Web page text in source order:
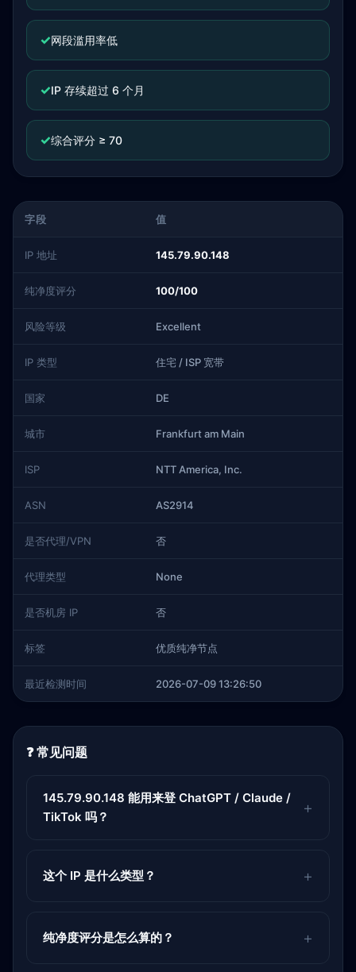
✓网段滥用率低
✓IP 存续超过 6 个月
✓综合评分 ≥ 70
字段 值
IP 地址 145.79.90.148
纯净度评分 100/100
风险等级 Excellent
IP 类型 住宅 / ISP 宽带
国家 DE
城市 Frankfurt am Main
ISP NTT America, Inc.
ASN AS2914
是否代理/VPN 否
代理类型 None
是否机房 IP 否
标签 优质纯净节点
最近检测时间 2026-07-09 13:26:50
❓ 常见问题
145.79.90.148 能用来登 ChatGPT / Claude /
TikTok 吗？
这个 IP 是什么类型？
纯净度评分是怎么算的？